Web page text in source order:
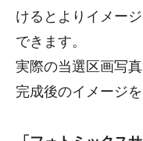
けるとよりイメー
できます。
実際の当選区画写
完成後のイメージ